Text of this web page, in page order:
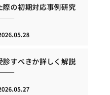
の初期対応事例研究
すべきか詳しく解説